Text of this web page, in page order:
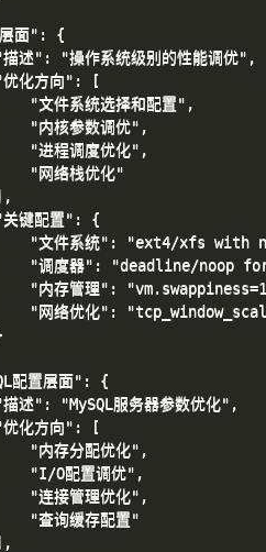
面": {
述": "操作系统级别的性能调优",
化方向": [
"文件系统选择和配置",
"内核参数调优",
"进程调度优化",
"网络栈优化"
键配置": {
"文件系统": "ext4/xfs with
"调度器": "deadline/noop
"内存管理":
"网络优化":
配置层面": {
述": "MySQL服务器参数优化",
化方向": [
"内存分配优化",
"I/O配置调优",
"连接管理优化",
"查询缓存配置"